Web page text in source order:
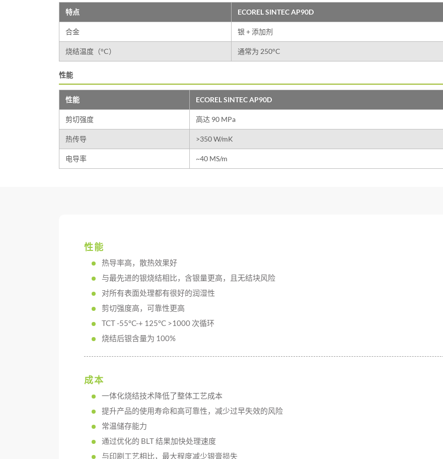
特点 ECOREL SINTEC AP90D
合金 银 + 添加剂
烧结温度（°C） 通常为 250°C
性能
性能 ECOREL SINTEC AP90D
剪切强度 高达 90 MPa
热传导 >350 W/mK
电导率 ~40 MS/m
性能
热导率高，散热效果好
与最先进的银烧结相比，含银量更高，且无结块风险
对所有表面处理都有很好的润湿性
剪切强度高，可靠性更高
TCT -55°C-+ 125°C >1000 次循环
烧结后银含量为 100%
成本
一体化烧结技术降低了整体工艺成本
提升产品的使用寿命和高可靠性，减少过早失效的风险
常温储存能力
通过优化的 BLT 结果加快处理速度
与印刷工艺相比，最大程度减少银膏损失